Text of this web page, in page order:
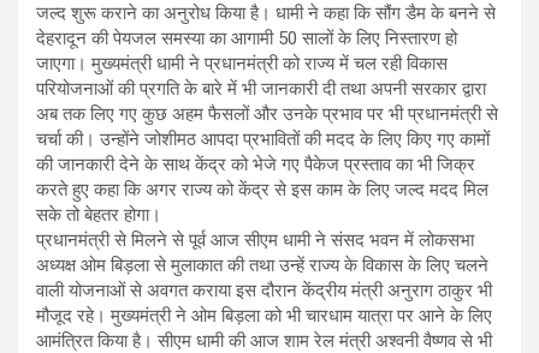
जल्द शुरू कराने का अनुरोध किया है। धामी ने कहा कि सौंग डैम के बनने से
देहरादून की पेयजल समस्या का आगामी 50 सालों के लिए निस्तारण हो
जाएगा। मुख्यमंत्री धामी ने प्रधानमंत्री को राज्य में चल रही विकास
परियोजनाओं की प्रगति के बारे में भी जानकारी दी तथा अपनी सरकार द्वारा
अब तक लिए गए कुछ अहम फैसलों और उनके प्रभाव पर भी प्रधानमंत्री से
चर्चा की। उन्होंने जोशीमठ आपदा प्रभावितों की मदद के लिए किए गए कामों
की जानकारी देने के साथ केंद्र को भेजे गए पैकेज प्रस्ताव का भी जिक्र
करते हुए कहा कि अगर राज्य को केंद्र से इस काम के लिए जल्द मदद मिल
सके तो बेहतर होगा।
प्रधानमंत्री से मिलने से पूर्व आज सीएम धामी ने संसद भवन में लोकसभा
अध्यक्ष ओम बिड़ला से मुलाकात की तथा उन्हें राज्य के विकास के लिए चलने
वाली योजनाओं से अवगत कराया इस दौरान केंद्रीय मंत्री अनुराग ठाकुर भी
मौजूद रहे। मुख्यमंत्री ने ओम बिड़ला को भी चारधाम यात्रा पर आने के लिए
आमंत्रित किया है। सीएम धामी की आज शाम रेल मंत्री अश्वनी वैष्णव से भी